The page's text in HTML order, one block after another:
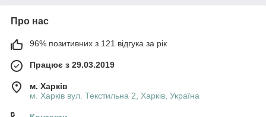
Про нас
96% позитивних з 121 відгука за рік
Працює з 29.03.2019
м. Харків
м. Харків вул. Текстильна 2, Харків, Україна